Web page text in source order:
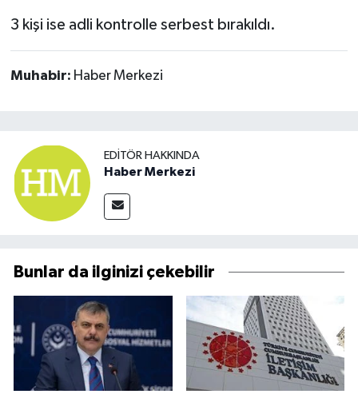
3 kişi ise adli kontrolle serbest bırakıldı.
Muhabir: Haber Merkezi
EDITÖR HAKKINDA
Haber Merkezi
Bunlar da ilginizi çekebilir